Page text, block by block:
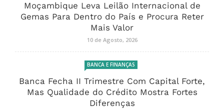
Moçambique Leva Leilão Internacional de
Gemas Para Dentro do País e Procura Reter
Mais Valor
10 de Agosto, 2026
BANCA E FINANÇAS
Banca Fecha II Trimestre Com Capital Forte,
Mas Qualidade do Crédito Mostra Fortes
Diferenças